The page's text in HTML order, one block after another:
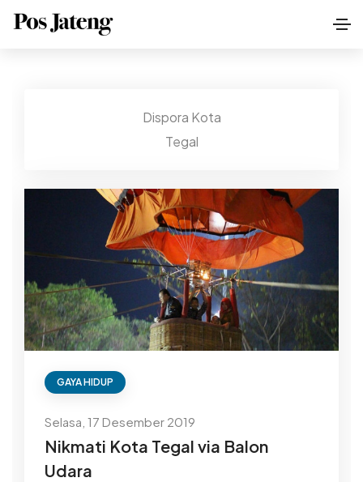
Dispora Kota
Tegal
GAYA HIDUP
Selasa, 17 Desember 2019
Nikmati Kota Tegal via Balon
Udara